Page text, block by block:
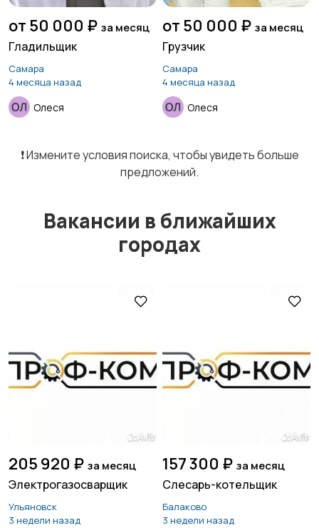
от 50 000 ₽ за месяц
Гладильщик
Самара
4 месяца назад
Олеся
от 50 000 ₽ за месяц
Грузчик
Самара
4 месяца назад
Олеся
❗️ Измените условия поиска, чтобы увидеть больше
предложений.
Вакансии в ближайших
городах
205 920 ₽ за месяц
Электрогазосварщик
Ульяновск
3 недели назад
157 300 ₽ за месяц
Слесарь-котельщик
Балаково
3 недели назад